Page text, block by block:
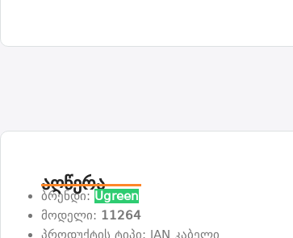
აღწერა
ბრენდი: Ugreen
მოდელი: 11264
პროდუქტის ტიპი: lAN კაბელი